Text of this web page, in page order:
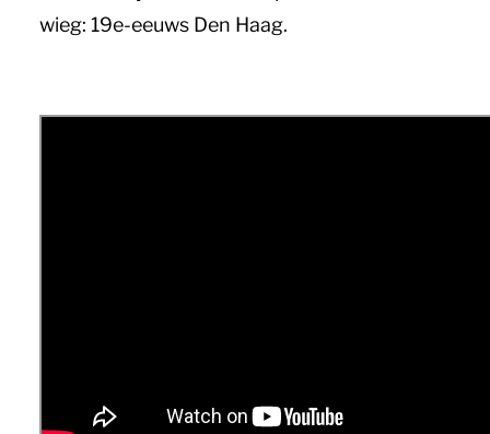
wieg: 19e-eeuws Den Haag.